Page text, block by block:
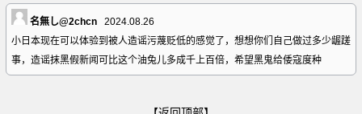
名無し@2chcn
2024.08.26
小日本现在可以体验到被人造谣污蔑贬低的感觉了，想想你们自己做过多少龌蹉
事，造谣抹黑假新闻可比这个油兔儿多成千上百倍，希望黑鬼给倭寇度种